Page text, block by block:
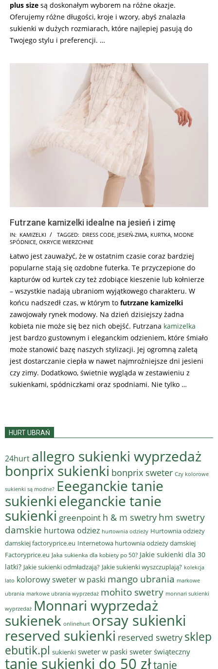
plus size są doskonałym wyborem na różne okazje.
Oferujemy różne długości, kroje i wzory, abyś znalazła
sukienki w dużych rozmiarach, które najlepiej pasują do
Twojego stylu i preferencji. …
Futrzane kamizelki idealne na jesień i zimę
2025-
10-
20
IN: KAMIZELKI TAGGED: DRESS CODE, JESIEŃ-ZIMA, KURTKA, MODNE
SPÓDNICE, OKRYCIE WIERZCHNIE
Łatwo jest zauważyć, że w ostatnim czasie coraz bardziej
popularne stają się ozdobne futerka. Te przyczepione do
kapturów od kurtek czy też zdobiące kieszenie lub kołnierze
– wszystkie nadają ubraniom wyjątkowego charakteru. W
końcu nadszedł czas, w którym to futrzane kamizelki
zawojowały rynek modowy. Na dzień dzisiejszy żadna
kobieta nie może się bez nich obejść. Futrzana kamizelka
jest bardzo gustownym i eleganckim odzieniem, które śmiało
może stanowić bazę naszych stylizacji. Jej ogromną zaletą
jest dostarczanie ciepła w nawet najmroźniejsze dni jesieni
czy zimy. Dodatkowo, świetnie wygląda w zestawieniu z
sukienkami, spódniczkami oraz spodniami. Nie tylko …
HURT UBRAŃ
24hurt allegro sukienki wyprzedaż
bonprix sukienki bonprix sweter Czy kolorowe
sukienki są modne? Eeeganckie tanie
sukienkieleganckie tanie
sukienki greenpoint h & m swetry hm swetry
damskie hurtowa odziez hurtownia odzieży Hurtownia odzieży
damskiej factoryprice.eu Internetowa hurtownia odzieży damskiej
Factoryprice.eu Jaka sukienka dla kobiety po 50? Jakie sukienki dla 30
latki? Jakie sukienki odmładzają? Jakie sukienki wyszczuplają? kolekcja
lato kolorowy sweter w paski mango ubrania markowe
ubrania markowe ubrania wyprzedaż mohito swetry monnari sukienki
wyprzedaż Monnari wyprzedaż
sukienek onlinehurt orsay sukienki
reserved sukienki reserved swetry sklep
ebutik.pl sukienki sweter w paski sweter świąteczny
tanie sukienki do 50 złtanie